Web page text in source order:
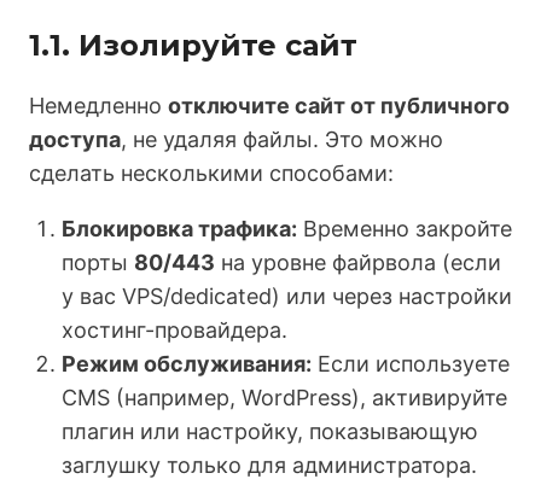
1.1. Изолируйте сайт
Немедленно отключите сайт от публичного
доступа, не удаляя файлы. Это можно
сделать несколькими способами:
Блокировка трафика: Временно закройте
порты 80/443 на уровне файрвола (если
у вас VPS/dedicated) или через настройки
хостинг-провайдера.
Режим обслуживания: Если используете
CMS (например, WordPress), активируйте
плагин или настройку, показывающую
заглушку только для администратора.